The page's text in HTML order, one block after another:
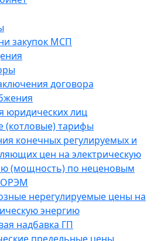
закупок МСП
договора
юридических лиц
(котловые) тарифы
конечных регулируемых и
цен на электрическую
(мощность) по неценовым
нерегулируемые цены на
энергию
надбавка ГП